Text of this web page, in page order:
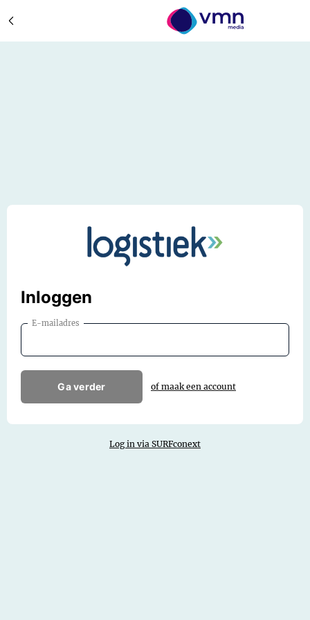
Inloggen
E-mailadres
Ga verder of maak een account
Log in via SURFconext